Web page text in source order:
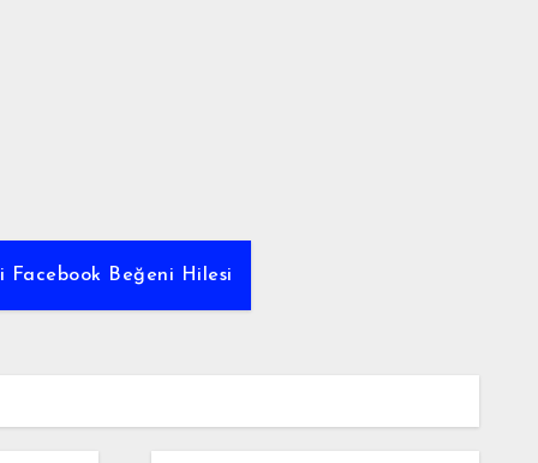
Facebook Beğeni Hilesi